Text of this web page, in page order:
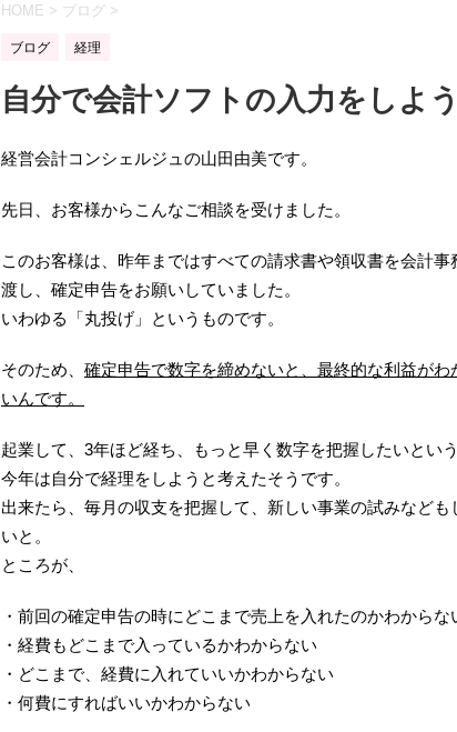
HOME > ブログ >
ブログ 経理
自分で会計ソフトの入力をしよ
経営会計コンシェルジュの山田由美です。
先日、お客様からこんなご相談を受けました。
このお客様は、昨年まではすべての請求書や領収書を会計事
渡し、確定申告をお願いしていました。
いわゆる「丸投げ」というものです。
そのため、 確定申告で数字を締めないと、最終的な利益がわ
いんです。
起業して、3年ほど経ち、もっと早く数字を把握したいという
今年は自分で経理をしようと考えたそうです。
出来たら、毎月の収支を把握して、新しい事業の試みなども
いと。
ところが、
・前回の確定申告の時にどこまで売上を入れたのかわからな
・経費もどこまで入っているかわからない
・どこまで、経費に入れていいかわからない
・何費にすればいいかわからない